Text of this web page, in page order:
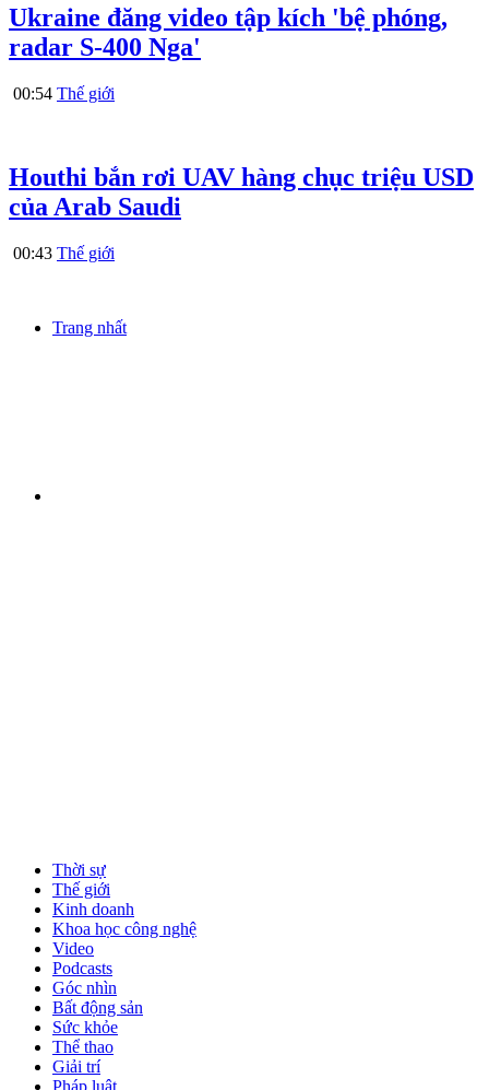
Ukraine đăng video tập kích 'bệ phóng,
radar S-400 Nga'
00:54 Thế giới
Houthi bắn rơi UAV hàng chục triệu USD
của Arab Saudi
00:43 Thế giới
Trang nhất
Thời sự
Thế giới
Kinh doanh
Khoa học công nghệ
Video
Podcasts
Góc nhìn
Bất động sản
Sức khỏe
Thể thao
Giải trí
Pháp luật